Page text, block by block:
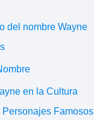
del nombre Wayne
en la Cultura
Famosos